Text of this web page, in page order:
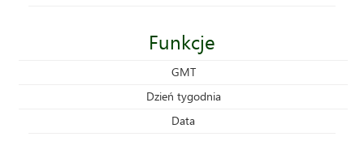
Funkcje
GMT
Dzień tygodnia
Data